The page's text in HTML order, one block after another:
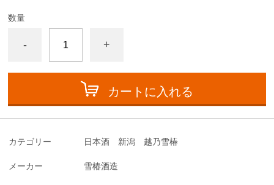
数量
- +
カートに入れる
カテゴリー 日本酒 新潟 越乃雪椿
メーカー 雪椿酒造